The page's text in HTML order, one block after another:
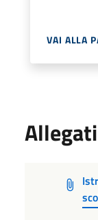
VAI ALLA
Allegati